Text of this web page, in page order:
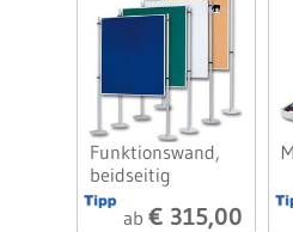
Funktionswand,
beidseitig
ab € 315,00